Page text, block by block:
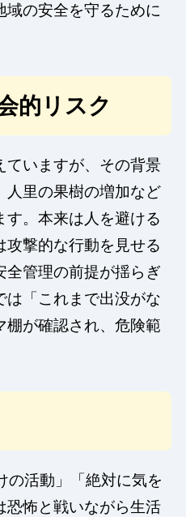
域の安全を守るために
的リスク
ていますが、その背景
人里の果樹の増加など
す。本来は人を避ける
攻撃的な行動を見せる
全管理の前提が揺らぎ
は「これまで出没がな
棚が確認され、危険範
の活動」「絶対に気を
恐怖と戦いながら生活